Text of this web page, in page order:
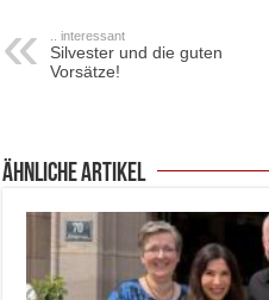
.. interessant
Silvester und die guten
Vorsätze!
ähnliche Artikel